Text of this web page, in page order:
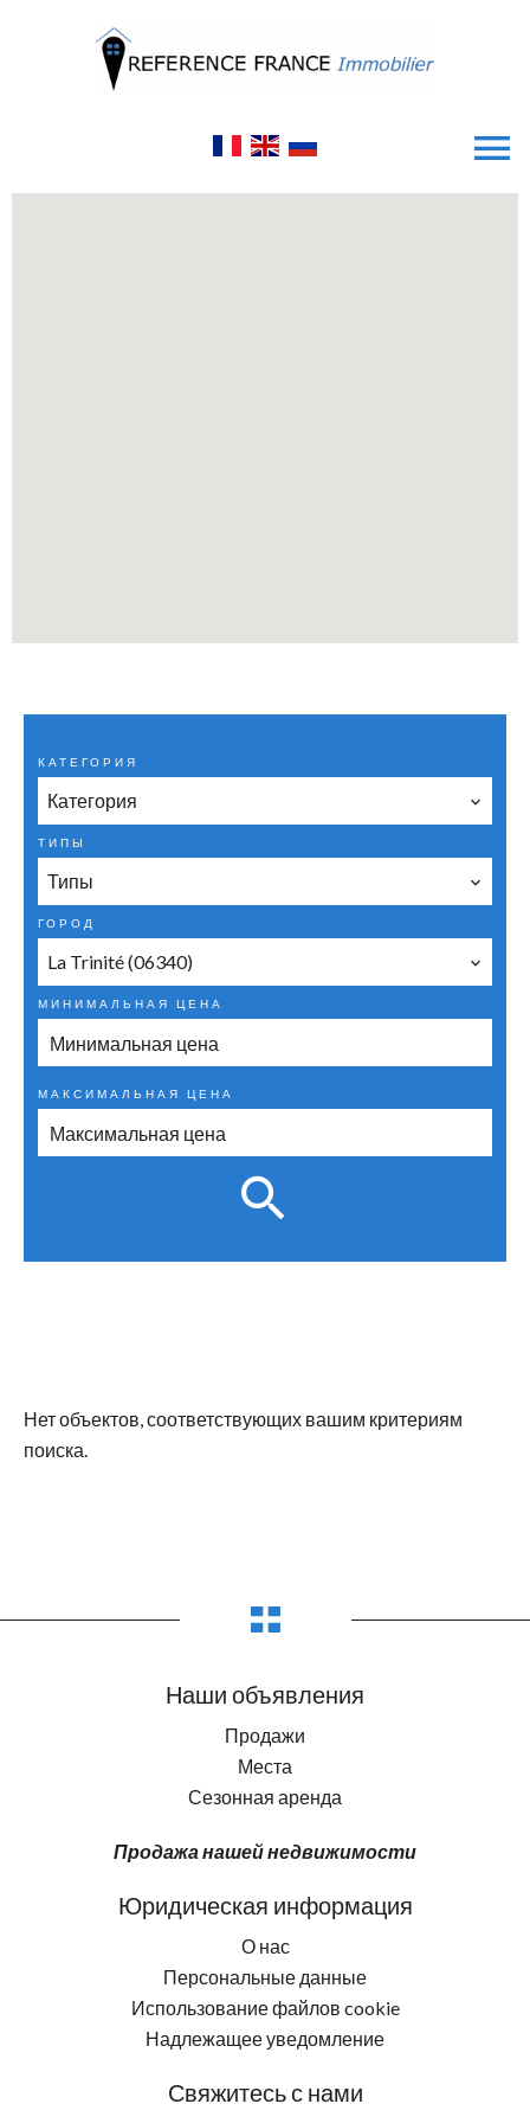
Нет объектов, соответствующих вашим критериям
поиска.
КАТЕГОРИЯ
Категория
ТИПЫ
Типы
ГОРОД
La Trinité (06340)
МИНИМАЛЬНАЯ ЦЕНА
МАКСИМАЛЬНАЯ ЦЕНА
Наши объявления
Продажи
Места
Сезонная аренда
Продажа нашей недвижимости
Юридическая информация
О нас
Персональные данные
Использование файлов cookie
Надлежащее уведомление
Свяжитесь с нами